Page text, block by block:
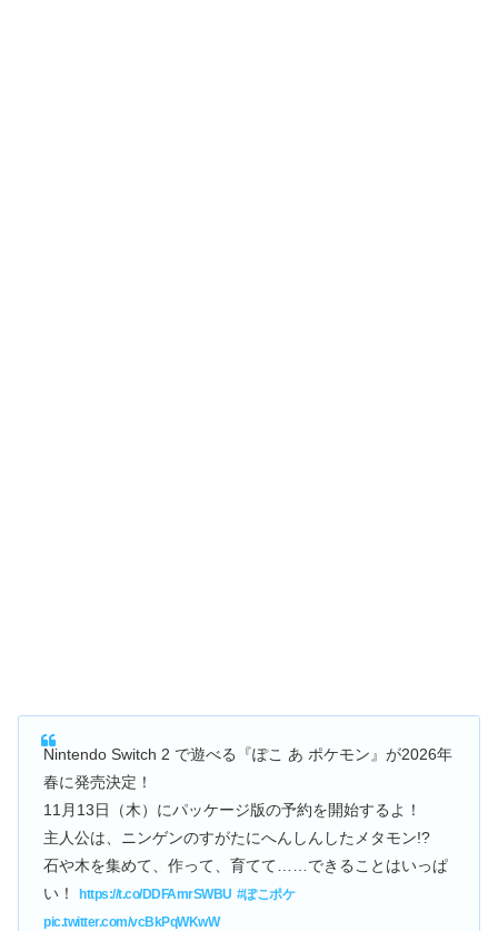
Nintendo Switch 2 で遊べる『ぽこ あ ポケモン』が2026年
春に発売決定！
11月13日（木）にパッケージ版の予約を開始するよ！
主人公は、ニンゲンのすがたにへんしんしたメタモン!?
石や木を集めて、作って、育てて……できることはいっぱ
い！ https://t.co/DDFAmrSWBU #ぽこポケ
pic.twitter.com/vcBkPqWKwW